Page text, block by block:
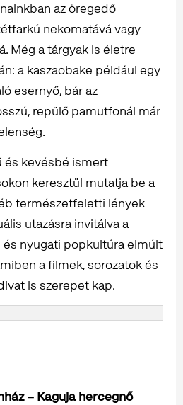
az öregedő
nekomatává vagy
Még a tárgyak is életre
a kaszaobake például egy
esernyő, bár az
repülő pamutfonál már
és kevésbé ismert
keresztül mutatja be a
természetfeletti lények
utazásra invitálva a
és nyugati popkultúra elmúlt
a filmek, sorozatok és
is szerepet kap.
– Kaguja hercegnő